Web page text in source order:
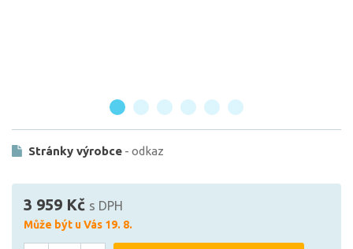
Stránky výrobce - odkaz
3 959 Kč s DPH
Může být u Vás 19. 8.